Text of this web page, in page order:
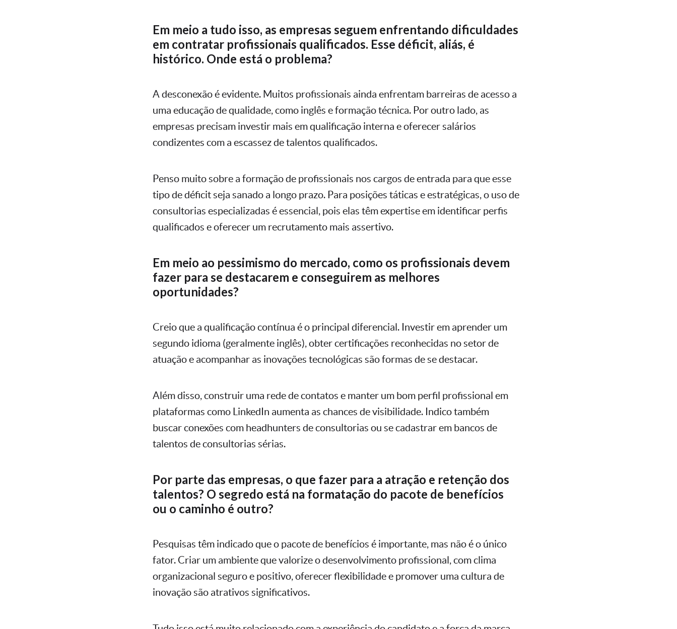
Em meio a tudo isso, as empresas seguem enfrentando dificuldades
em contratar profissionais qualificados. Esse déficit, aliás, é
histórico. Onde está o problema?
A desconexão é evidente. Muitos profissionais ainda enfrentam barreiras de acesso a
uma educação de qualidade, como inglês e formação técnica. Por outro lado, as
empresas precisam investir mais em qualificação interna e oferecer salários
condizentes com a escassez de talentos qualificados.
Penso muito sobre a formação de profissionais nos cargos de entrada para que esse
tipo de déficit seja sanado a longo prazo. Para posições táticas e estratégicas, o uso de
consultorias especializadas é essencial, pois elas têm expertise em identificar perfis
qualificados e oferecer um recrutamento mais assertivo.
Em meio ao pessimismo do mercado, como os profissionais devem
fazer para se destacarem e conseguirem as melhores
oportunidades?
Creio que a qualificação contínua é o principal diferencial. Investir em aprender um
segundo idioma (geralmente inglês), obter certificações reconhecidas no setor de
atuação e acompanhar as inovações tecnológicas são formas de se destacar.
Além disso, construir uma rede de contatos e manter um bom perfil profissional em
plataformas como LinkedIn aumenta as chances de visibilidade. Indico também
buscar conexões com headhunters de consultorias ou se cadastrar em bancos de
talentos de consultorias sérias.
Por parte das empresas, o que fazer para a atração e retenção dos
talentos? O segredo está na formatação do pacote de benefícios
ou o caminho é outro?
Pesquisas têm indicado que o pacote de benefícios é importante, mas não é o único
fator. Criar um ambiente que valorize o desenvolvimento profissional, com clima
organizacional seguro e positivo, oferecer flexibilidade e promover uma cultura de
inovação são atrativos significativos.